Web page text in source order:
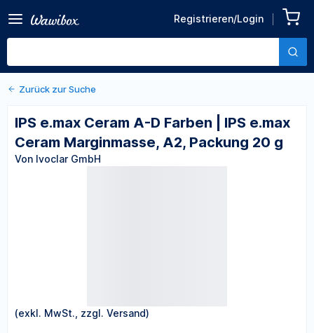
Registrieren/Login
Farben | IPS e.max Ceram
Marginmasse, A2, Packung
Von Ivoclar GmbH
Zurück zu den Produktdetails
Zurück zur Suche
IPS e.max Ceram A-D Farben | IPS e.max
Ceram Marginmasse, A2, Packung 20 g
Von Ivoclar GmbH
(exkl. MwSt., zzgl. Versand)